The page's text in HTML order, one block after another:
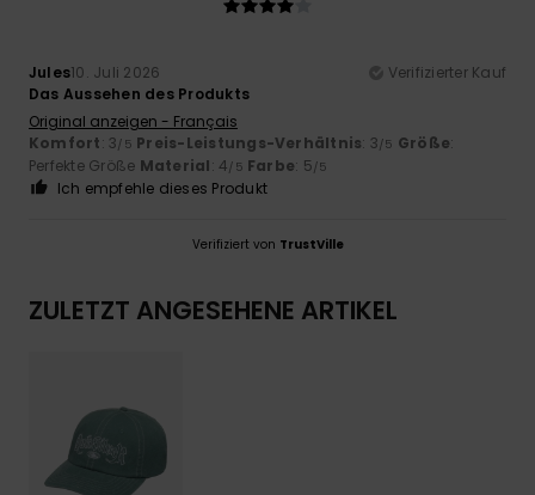
Jules10. Juli 2026
Verifizierter Kauf
Das Aussehen des Produkts
Original anzeigen - Français
Komfort: 3/5 Preis-Leistungs-Verhältnis: 3/5 Größe:
Perfekte Größe Material: 4/5 Farbe: 5/5
Ich empfehle dieses Produkt
Verifiziert von TrustVille
ZULETZT ANGESEHENE ARTIKEL